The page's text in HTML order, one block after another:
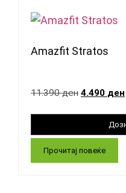
Amazfit Stratos
11.390ден 4.490 ден
Прочитај повеќе